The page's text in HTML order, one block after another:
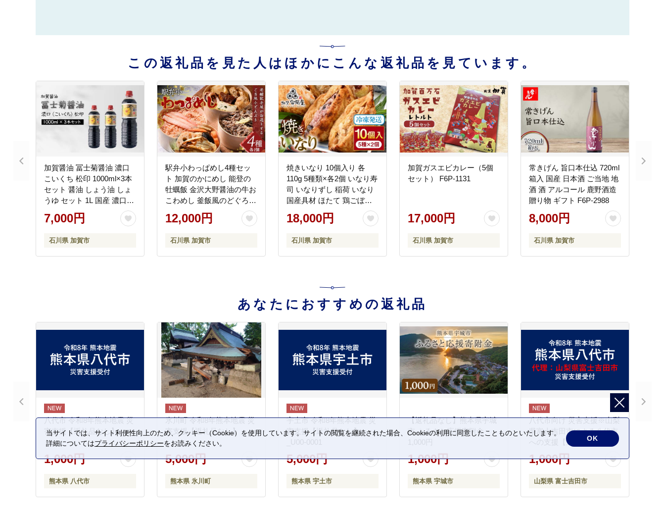
この返礼品を見た人はほかにこんな返礼品を見ています。
加賀醤油 冨士菊醤油 濃口
こいくち 松印 1000ml×3本
セット 醤油 しょう油 しょ
うゆ セット 1L 国産 濃口醤
油 旨口醤油 甘口 調味料 か
け醤油 地醤油 ご当地 食品
7,000円
石川県 加賀市
駅弁小わっぱめし4種セッ
ト 加賀のかにめし 能登の
牡蠣飯 金沢大野醤油の牛お
こわめし 釜飯風のどぐろめ
し 炊き込みご飯 ご飯 石川
県 加賀市 F6P-2520
12,000円
石川県 加賀市
焼きいなり 10個入り 各
110g 5種類×各2個 いなり寿
司 いなりずし 稲荷 いなり
国産具材 ほたて 鶏ごぼう
ちらし 金時いも赤飯 五穀
米 国産 冷凍 惣菜 おかず 食
18,000円
石川県 加賀市
加賀ガスエビカレー（5個
セット） F6P-1131
17,000円
石川県 加賀市
常きげん 旨口本仕込 720ml
箱入 国産 日本酒 ご当地 地
酒 酒 アルコール 鹿野酒造
贈り物 ギフト F6P-2988
8,000円
石川県 加賀市
あなたにおすすめの返礼品
八代市 令和8年熊本地震 災
害支援【返礼品なし】
1,000円
熊本県 八代市
氷川町 令和8年熊本地震 災
害支援【返礼品なし】
5,000円
熊本県 氷川町
宇土市 令和8年熊本地震 災
害支援【返礼品なし】
_U00-0001
5,000円
熊本県 宇土市
【返礼品なし】熊本県宇城
市 ふるさと応援寄附金
1,000円
1,000円
熊本県 宇城市
八代市向け 災害支援※山梨
県富士吉田市による八代市
への支援【返礼品なし】
1,000円
山梨県 富士吉田市
当サイトでは、サイト利便性向上のため、クッキー（Cookie）を使用しています。サイトの閲覧を継続された場合、Cookieの利用に同意したことものといたします。
詳細についてはプライバシーポリシーをお読みください。
OK